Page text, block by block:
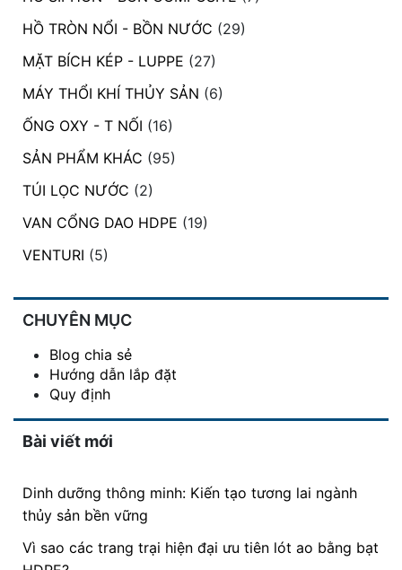
HỒ TRÒN NỔI - BỒN NƯỚC (29)
MẶT BÍCH KÉP - LUPPE (27)
MÁY THỔI KHÍ THỦY SẢN (6)
ỐNG OXY - T NỐI (16)
SẢN PHẨM KHÁC (95)
TÚI LỌC NƯỚC (2)
VAN CỔNG DAO HDPE (19)
VENTURI (5)
CHUYÊN MỤC
Blog chia sẻ
Hướng dẫn lắp đặt
Quy định
Bài viết mới
Dinh dưỡng thông minh: Kiến tạo tương lai ngành
thủy sản bền vững
Vì sao các trang trại hiện đại ưu tiên lót ao bằng bạt